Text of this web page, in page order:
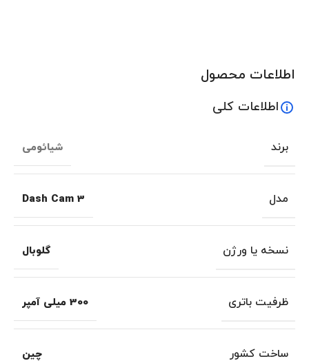
اطلاعات محصول
اطلاعات کلی
برند شیائومی
مدل Dash Cam 3
نسخه یا ورژن گلوبال
ظرفیت باتری 300 میلی آمپر
ساخت کشور چین